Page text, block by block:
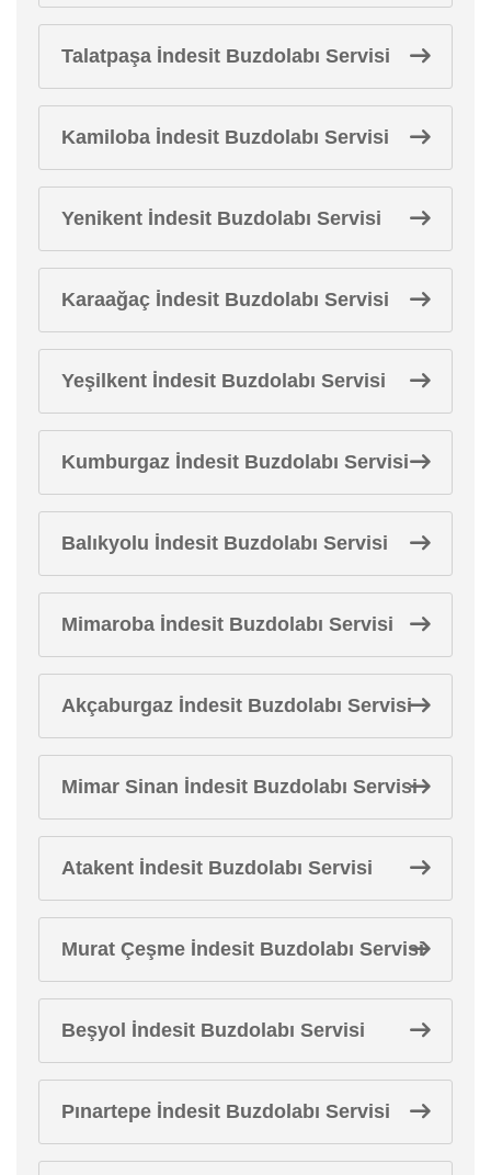
Talatpaşa İndesit Buzdolabı Servisi
Kamiloba İndesit Buzdolabı Servisi
Yenikent İndesit Buzdolabı Servisi
Karaağaç İndesit Buzdolabı Servisi
Yeşilkent İndesit Buzdolabı Servisi
Kumburgaz İndesit Buzdolabı Servisi
Balıkyolu İndesit Buzdolabı Servisi
Mimaroba İndesit Buzdolabı Servisi
Akçaburgaz İndesit Buzdolabı Servisi
Mimar Sinan İndesit Buzdolabı Servisi
Atakent İndesit Buzdolabı Servisi
Murat Çeşme İndesit Buzdolabı Servisi
Beşyol İndesit Buzdolabı Servisi
Pınartepe İndesit Buzdolabı Servisi